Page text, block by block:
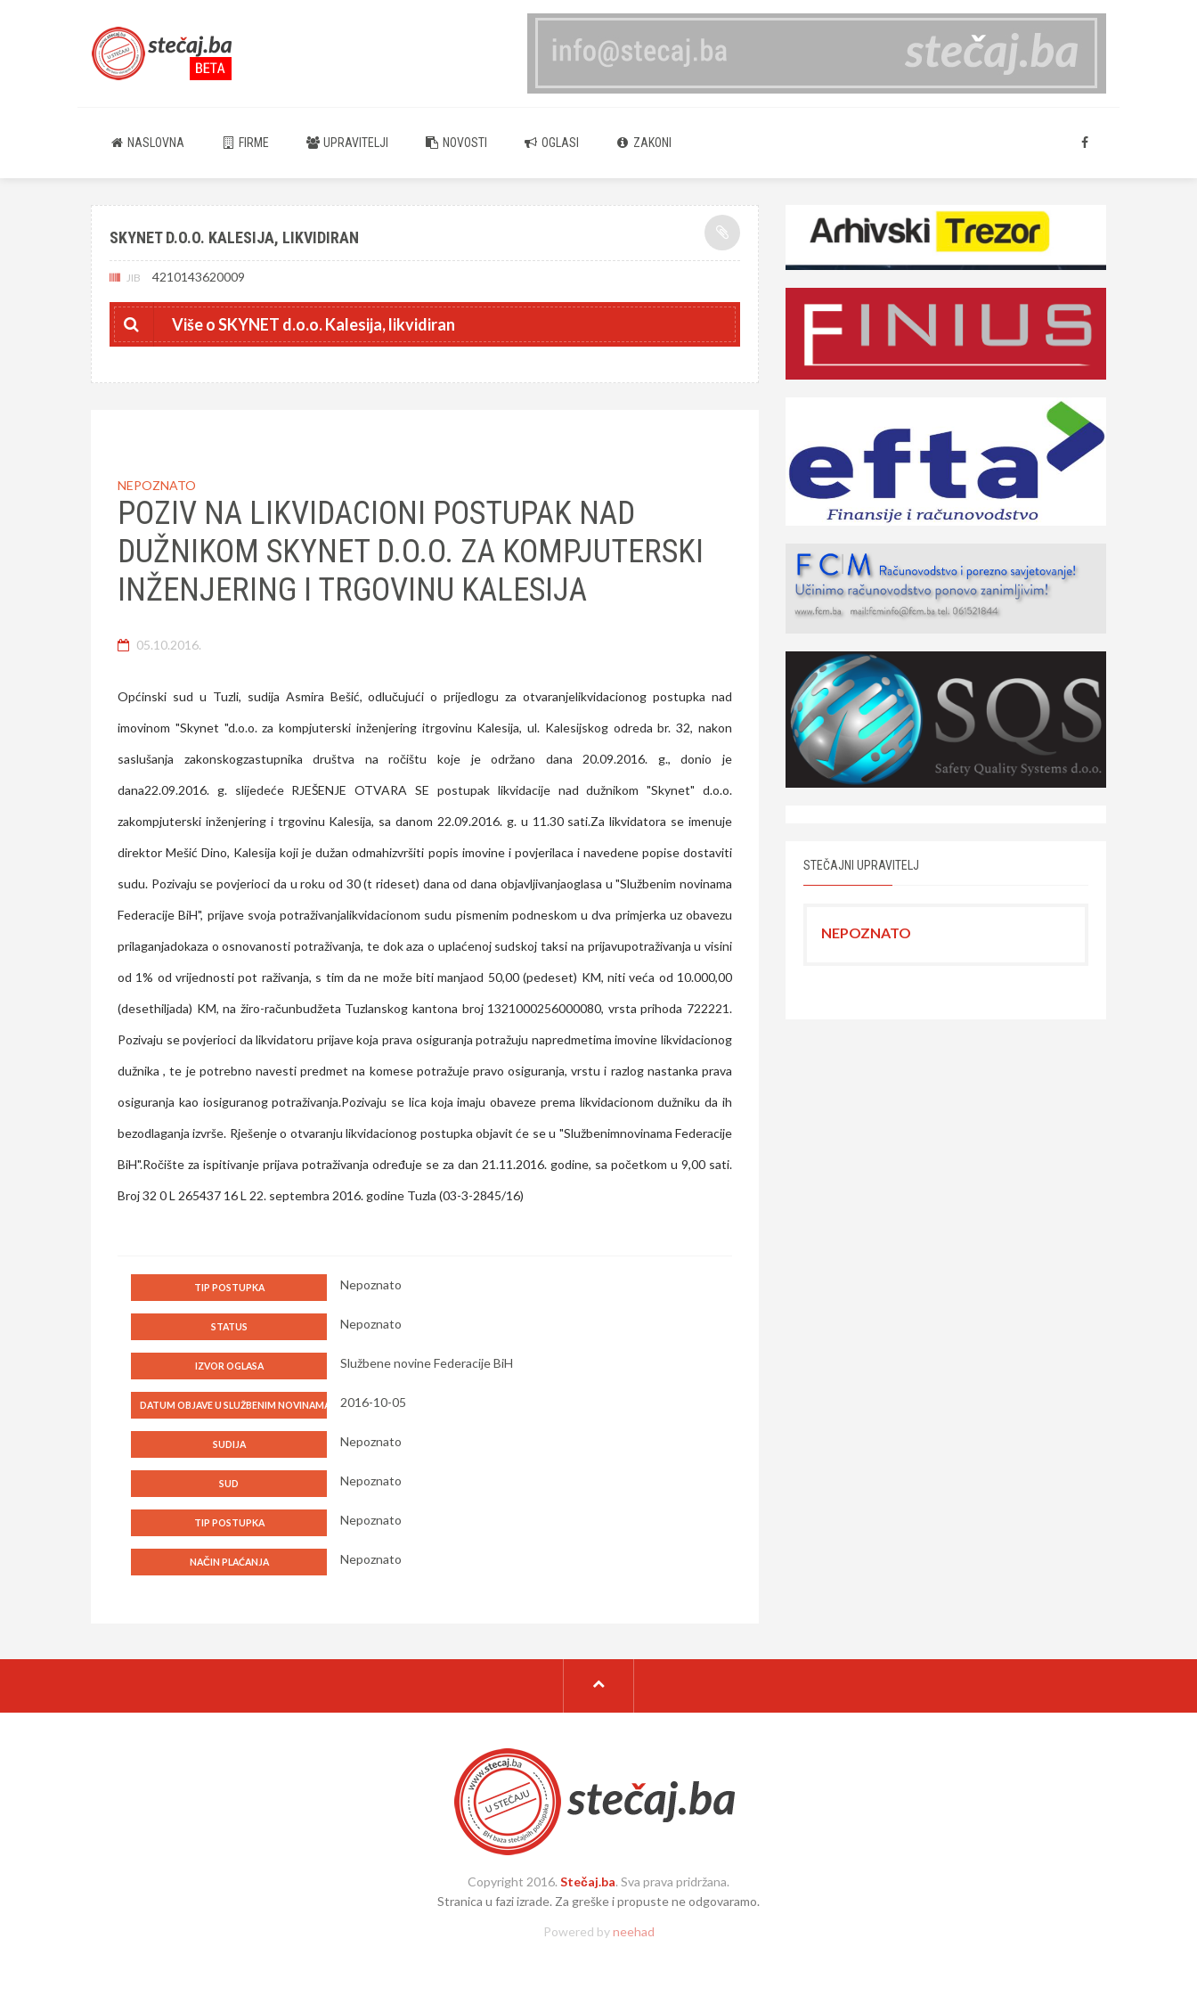
NASLOVNA FIRME UPRAVITELJI NOVOSTI OGLASI ZAKONI
SKYNET D.O.O. KALESIJA, LIKVIDIRAN
JIB 4210143620009
Više o SKYNET d.o.o. Kalesija, likvidiran
NEPOZNATO
POZIV NA LIKVIDACIONI POSTUPAK NAD
DUŽNIKOM SKYNET D.O.O. ZA KOMPJUTERSKI
INŽENJERING I TRGOVINU KALESIJA
05.10.2016.
Općinski sud u Tuzli, sudija Asmira Bešić, odlučujući o prijedlogu za otvaranjelikvidacionog postupka nad
imovinom "Skynet "d.o.o. za kompjuterski inženjering itrgovinu Kalesija, ul. Kalesijskog odreda br. 32, nakon
saslušanja zakonskogzastupnika društva na ročištu koje je održano dana 20.09.2016. g., donio je
dana22.09.2016. g. slijedeće RJEŠENJE OTVARA SE postupak likvidacije nad dužnikom "Skynet" d.o.o.
zakompjuterski inženjering i trgovinu Kalesija, sa danom 22.09.2016. g. u 11.30 sati.Za likvidatora se imenuje
direktor Mešić Dino, Kalesija koji je dužan odmahizvršiti popis imovine i povjerilaca i navedene popise dostaviti
sudu. Pozivaju se povjerioci da u roku od 30 (t rideset) dana od dana objavljivanjaoglasa u "Službenim novinama
Federacije BiH", prijave svoja potraživanjalikvidacionom sudu pismenim podneskom u dva primjerka uz obavezu
prilaganjadokaza o osnovanosti potraživanja, te dok aza o uplaćenoj sudskoj taksi na prijavupotraživanja u visini
od 1% od vrijednosti pot raživanja, s tim da ne može biti manjaod 50,00 (pedeset) KM, niti veća od 10.000,00
(desethiljada) KM, na žiro-računbudžeta Tuzlanskog kantona broj 1321000256000080, vrsta prihoda 722221.
Pozivaju se povjerioci da likvidatoru prijave koja prava osiguranja potražuju napredmetima imovine likvidacionog
dužnika , te je potrebno navesti predmet na komese potražuje pravo osiguranja, vrstu i razlog nastanka prava
osiguranja kao iosiguranog potraživanja.Pozivaju se lica koja imaju obaveze prema likvidacionom dužniku da ih
bezodlaganja izvrše. Rješenje o otvaranju likvidacionog postupka objavit će se u "Službenimnovinama Federacije
BiH".Ročište za ispitivanje prijava potraživanja određuje se za dan 21.11.2016. godine, sa početkom u 9,00 sati.
Broj 32 0 L 265437 16 L 22. septembra 2016. godine Tuzla (03-3-2845/16)
TIP POSTUPKA Nepoznato
STATUS Nepoznato
IZVOR OGLASA Službene novine Federacije BiH
DATUM OBJAVE U SLUŽBENIM NOVINAMA 2016-10-05
SUDIJA Nepoznato
SUD Nepoznato
TIP POSTUPKA Nepoznato
NAČIN PLAĆANJA Nepoznato
STEČAJNI UPRAVITELJ
NEPOZNATO
Copyright 2016. Stečaj.ba. Sva prava pridržana.
Stranica u fazi izrade. Za greške i propuste ne odgovaramo.
Powered byneehad